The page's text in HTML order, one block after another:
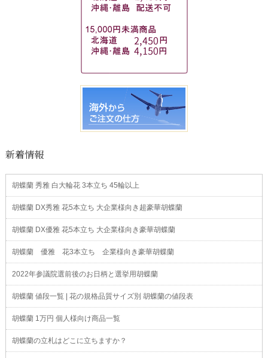
新着情報
胡蝶蘭 秀雅 白大輪花 3本立ち 45輪以上
胡蝶蘭 DX秀雅 花5本立ち 大企業様向き超豪華胡蝶蘭
胡蝶蘭 DX優雅 花5本立ち 大企業様向き豪華胡蝶蘭
胡蝶蘭 優雅 花3本立ち 企業様向き豪華胡蝶蘭
2022年参議院選前後のお日柄と選挙用胡蝶蘭
胡蝶蘭 値段一覧 | 花の規格品質サイズ別 胡蝶蘭の値段表
胡蝶蘭 1万円 個人様向け商品一覧
胡蝶蘭の立札はどこに立ちますか？